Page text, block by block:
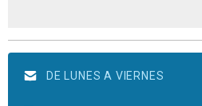
DE LUNES A VIERNES